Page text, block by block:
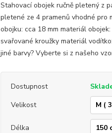
Stahovací obojek ručně pletený z
pletené ze 4 pramenů vhodné pro
obojku: cca 18 mm materiál
svařované kroužky materiál
jiné barvy? Vyberte si z našeho
Dostupnost
Velikost
Délka